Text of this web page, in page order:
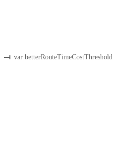
var betterRouteTimeCostThreshold